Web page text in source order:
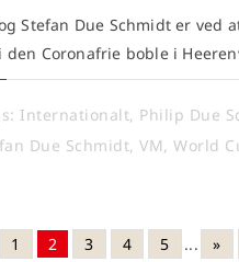
Stefan Due Schmidt er ved
den Coronafrie boble i
Internationalt, Philip Due
Due Schmidt, VM, World
1 2 3 4 5 ... »